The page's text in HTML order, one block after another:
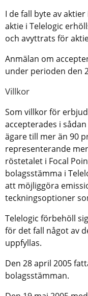
I de fall byte av
aktie i Telelogic
och avyttrats för
Anmälan om
under perioden den
Villkor
Som villkor för
accepterades i
ägare till mer än 90
representerande
röstetalet i Focal
bolagsstämma i
att möjliggöra
teckningsoptioner
Telelogic förbehöll
för det fall något av
uppfyllas.
Den 28 april 2005
bolagsstämman.